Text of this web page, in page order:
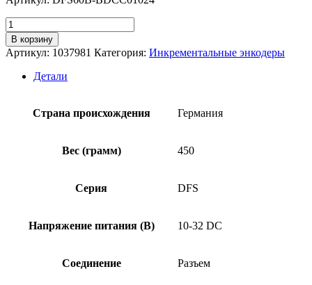
Количество
товара
Энкодер
SICK
DFS60B-
BDCC01024
В корзину
Артикул: 1037981 Категория: Инкрементальные энкодеры
Детали
Страна происхождения Германия
Вес (грамм) 450
Серия DFS
Напряжение питания (В) 10-32 DC
Соединение Разъем